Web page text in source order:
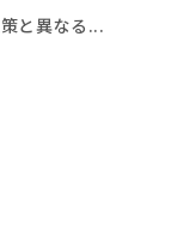
と異なる...